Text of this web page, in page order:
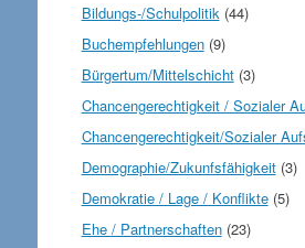
Bildungs-/Schulpolitik(44)
Buchempfehlungen(9)
Bürgertum/Mittelschicht(3)
Chancengerechtigkeit / Sozialer
Chancengerechtigkeit/Sozialer
Demographie/Zukunfsfähigkeit(3)
Demokratie / Lage / Konflikte(5)
Ehe / Partnerschaften(23)